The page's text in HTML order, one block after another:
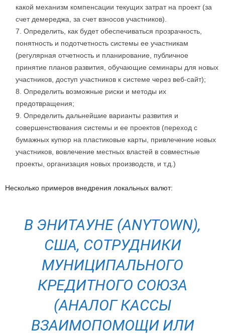
какой механизм компенсации текущих затрат на проект (за
счет демереджа, за счет взносов участников).
Определить, как будет обеспечиваться прозрачность,
понятность и подотчетность системы ее участникам
(регулярная отчетность и планирование, публичное
принятие планов развития, обучающие семинары для новых
участников, доступ участников к системе через веб-сайт);
Определить возможные риски и методы их
предотвращения;
Определить дальнейшие варианты развития и
совершенствования системы и ее проектов (переход с
бумажных купюр на пластиковые карты, привлечение новых
участников, вовлечение местных властей в совместные
проекты, организация новых производств, и т.д.)
Несколько примеров внедрения локальных валют:
В ЭНИТАУНЕ (ANYTOWN),
США, СОТРУДНИКИ
МУНИЦИПАЛЬНОГО
КРЕДИТНОГО СОЮЗА
(АНАЛОГ КАССЫ
ВЗАИМОПОМОЩИ ИЛИ